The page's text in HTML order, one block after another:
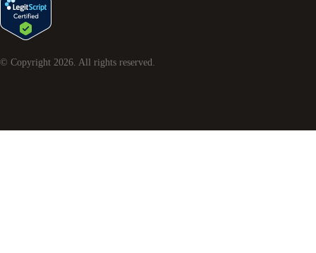
© Copyright 2026 . All rights reserved.